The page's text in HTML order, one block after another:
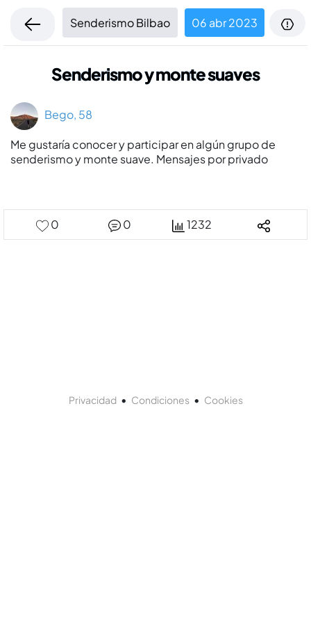
Senderismo Bilbao 06 abr 2023
Senderismo y monte suaves
Bego, 58
Me gustarí­a conocer y participar en algún grupo de
senderismo y monte suave. Mensajes por privado
0 0 1232
Privacidad• Condiciones• Cookies